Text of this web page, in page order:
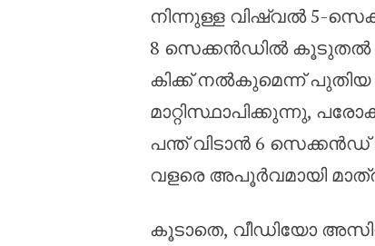
നിന്നുള്ള വിഷ്വൽ 5-
8 സെക്കൻഡിൽ കൂടുതൽ
കിക്ക് നൽകുമെന്ന്
മാറ്റിസ്ഥാപിക്കുന്നു,
പന്ത് വിടാൻ 6
വളരെ അപൂർവമായി
കൂടാതെ, വീഡിയോ